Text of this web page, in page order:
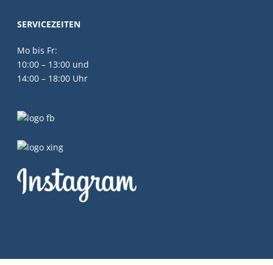
SERVICEZEITEN
Mo bis Fr:
10:00 – 13:00 und
14:00 – 18:00 Uhr